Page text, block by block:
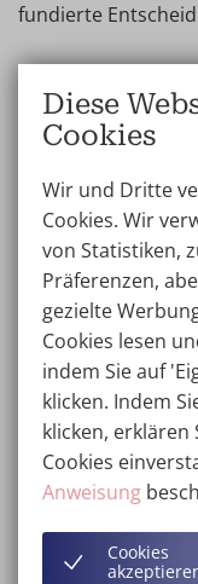
fundierte
vorher und
Die
die Entfernung
des Körpers. Die
Hüften betont die
Fettabsaugung
Armen, ist ein
die Körperform zu
Taille oder einen
Männer
um eine
Fotogalerie finden
den Flanken vor
Diese
Cookies
Wir und Dritte
Cookies. Wir
von Statistiken,
Präferenzen,
gezielte
Cookies lesen
indem Sie auf
klicken. Indem
klicken, erklären
Cookies
Anweisung
Cookies